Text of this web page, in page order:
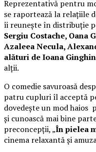
Reprezentativă pentru
se raportează la relațiile
îi reunește în distribuție
Sergiu Costache, Oana
Azaleea Necula,
alături de Ioana
alții.
O comedie savuroasă
patru cupluri îl acceptă
dovedește un mod haios
și cunoască mai bine
preconcepții, „În pielea
cinema relaxantă și